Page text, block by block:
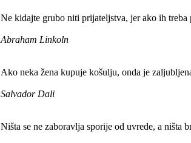
Ne kidajte grubo niti prijateljstva, jer ako ih treba
Abraham Linkoln
Ako neka žena kupuje košulju, onda je
Salvador Dali
Ništa se ne zaboravlja sporije od uvrede, a ništa